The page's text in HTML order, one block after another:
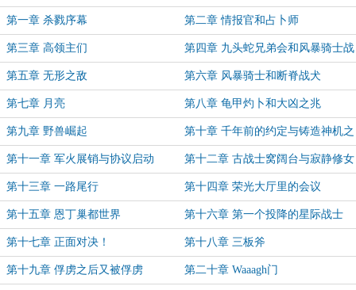
刚
第一章 杀戮序幕 第二章 情报官和占卜师
第三章 高领主们 第四章 九头蛇兄弟会和风暴骑士战
团
第五章 无形之敌 第六章 风暴骑士和断脊战犬
第七章 月亮 第八章 龟甲灼卜和大凶之兆
第九章 野兽崛起 第十章 千年前的约定与铸造神机之
人
第十一章 军火展销与协议启动 第十二章 古战士窝阔台与寂静修女
召集
第十三章 一路尾行 第十四章 荣光大厅里的会议
第十五章 恩丁巢都世界 第十六章 第一个投降的星际战士
第十七章 正面对决！ 第十八章 三板斧
第十九章 俘虏之后又被俘虏 第二十章 Waaagh门